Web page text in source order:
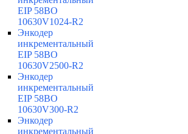
EIP 58BO
10630V1024-R2
Энкодер
инкрементальный
EIP 58BO
10630V2500-R2
Энкодер
инкрементальный
EIP 58BO
10630V300-R2
Энкодер
инкрементальный